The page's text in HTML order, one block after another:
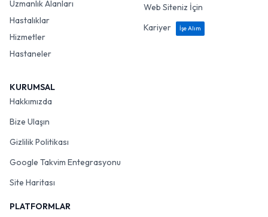
Uzmanlık Alanları
Hastalıklar
Hizmetler
Hastaneler
Web Siteniz İçin
Kariyer
İşe Alım
KURUMSAL
Hakkımızda
Bize Ulaşın
Gizlilik Politikası
Google Takvim Entegrasyonu
Site Haritası
PLATFORMLAR